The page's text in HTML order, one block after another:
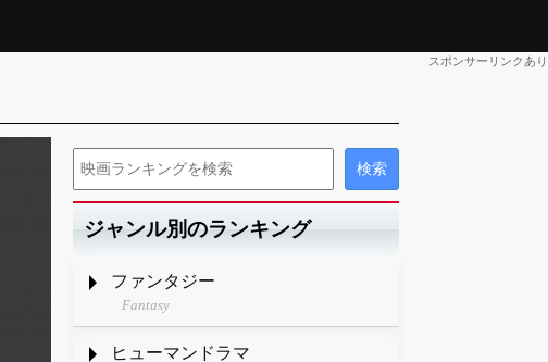
スポンサーリンクあり
ジャンル別のランキング
ファンタジー
Fantasy
ヒューマンドラマ